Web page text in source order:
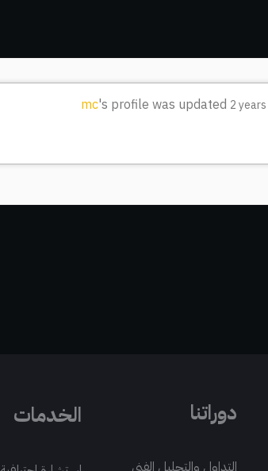
mc's profile was updated 2
دوراتنا
التداول والتحليل الفني
الخدمات